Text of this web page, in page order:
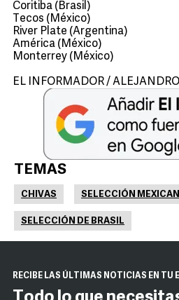
Coritiba (Brasil)
Tecos (México)
River Plate (Argentina)
América (México)
Monterrey (México)
EL INFORMADOR /
TEMAS
CHIVAS SELECCIÓN
SELECCIÓN DE BRASIL
RECIBE LAS ÚLTIMAS NOTICIAS EN TU